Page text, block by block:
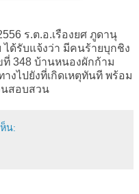
ร.ต.อ.เรืองยศ ภูดานุ
ได้รับแจ้งว่า มีคนร้ายบุกชิง
ที่ 348 บ้านหนองผักก้าม
างไปยังที่เกิดเหตุทันที พร้อม
สอบสวน
น: